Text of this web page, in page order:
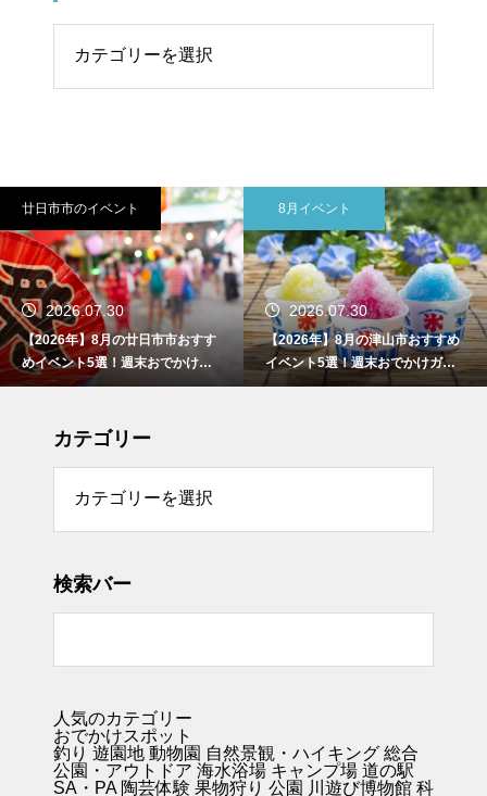
8月イベント
2026.07.30
【2026年】8月の津山市おすすめ
イベント5選！週末おでかけガイ
ド
東広島市
2026.07.30
【2026年】8月の東広島市おすす
めイベント5選！週末おでかけガ
イド
カテゴリー
検索バー
人気のカテゴリー
おでかけスポット
釣り 遊園地 動物園 自然景観・ハイキング 総合
公園・アウトドア 海水浴場 キャンプ場 道の駅
SA・PA 陶芸体験 果物狩り 公園 川遊び博物館 科